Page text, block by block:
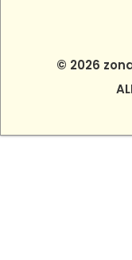
© 2026